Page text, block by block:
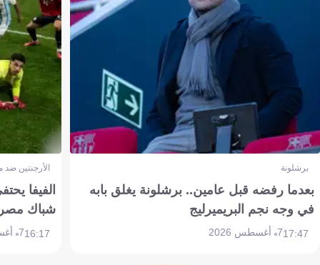
برشلونة
بعدما رفضه قبل عامين.. برشلونة يغلق بابه
في وجه نجم البريميرليج
17:477 أغسطس 2026
الأرجنتين
الفيفا
شباك
16:177 أغسطس 2026